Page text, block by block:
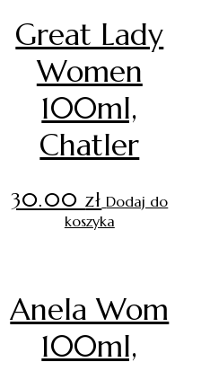
Great Lady
Women
100ml,
Chatler
30.00zł Dodaj do
koszyka
Anela Wom
100ml,